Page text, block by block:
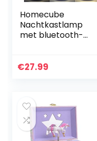
Homecube
Nachtkastlamp
met bluetooth-
dimmer en
€27.99